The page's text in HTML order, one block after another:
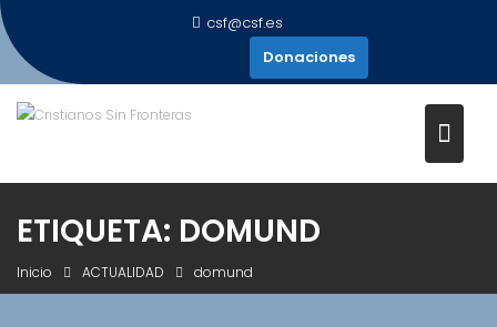
Saltar
al
contenido
csf@csf.es
Donaciones
ETIQUETA: DOMUND
Inicio ACTUALIDAD domund